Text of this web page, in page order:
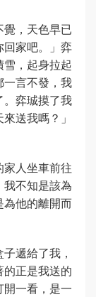
，天色早已
回家吧。」弈
，起身拉起
一言不發，我
。弈珹摸了我
送我嗎？」
人坐車前往
不知是該為
為他的離開而
遞給了我，
正是我送的
一看，是一